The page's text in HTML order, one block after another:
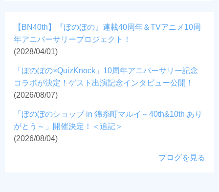
【BN40th】『ぼのぼの』連載40周年＆TVアニメ10周
年アニバーサリープロジェクト！
(2028/04/01)
「ぼのぼの×QuizKnock」10周年アニバーサリー記念
コラボが決定！ゲスト出演記念インタビュー公開！
(2026/08/07)
「ぼのぼのショップ in 錦糸町マルイ～40th&10th あり
がとう～」開催決定！＜追記＞
(2026/08/04)
ブログを見る